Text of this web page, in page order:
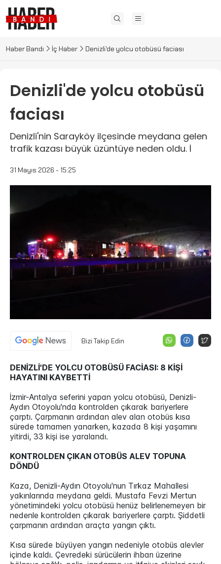
Haber Bandı İç Haber Denizli'de yolcu otobüsü faciası
Denizli'de yolcu otobüsü
faciası
Denizli'nin Sarayköy ilçesinde meydana gelen
trafik kazası büyük üzüntüye neden oldu. İ
31 Mayıs 2026 - 15:25
Bizi Takip Edin
DENİZLİ'DE YOLCU OTOBÜSÜ FACİASI: 8 KİŞİ
HAYATINI KAYBETTİ
İzmir-Antalya seferini yapan yolcu otobüsü, Denizli-
Aydın Otoyolu'nda kontrolden çıkarak bariyerlere
çarptı. Çarpmanın ardından alev alan otobüs kısa
sürede tamamen yanarken, kazada 8 kişi yaşamını
yitirdi, 33 kişi ise yaralandı.
KONTROLDEN ÇIKAN OTOBÜS ALEV TOPUNA
DÖNDÜ
Kaza, Denizli-Aydın Otoyolu'nun Tırkaz Mahallesi
yakınlarında meydana geldi. Mustafa Fevzi Mertun
yönetimindeki yolcu otobüsü henüz belirlenemeyen bir
nedenle kontrolden çıkarak bariyerlere çarptı. Şiddetli
çarpmanın ardından araçta yangın çıktı.
Kısa sürede büyüyen yangın nedeniyle otobüs alevler
içinde kaldı. Çevredeki sürücülerin ihbarı üzerine